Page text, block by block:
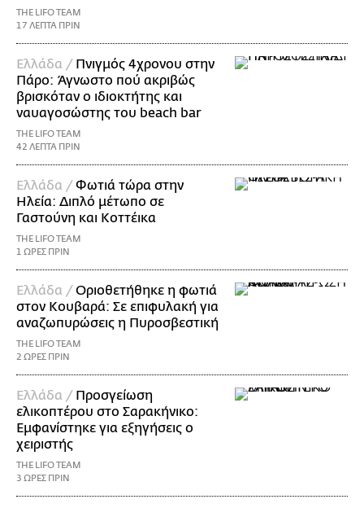
THE LIFO TEAM
17 ΛΕΠΤΑ ΠΡΙΝ
Ελλάδα / Πνιγμός 4χρονου στην
Πάρο: Άγνωστο πού ακριβώς
βρισκόταν ο ιδιοκτήτης και
ναυαγοσώστης του beach bar
THE LIFO TEAM
42 ΛΕΠΤΑ ΠΡΙΝ
Ελλάδα /Φωτιά τώρα στην
Ηλεία: Διπλό μέτωπο σε
Γαστούνη και Κοττέικα
THE LIFO TEAM
1 ΩΡΕΣ ΠΡΙΝ
Ελλάδα /Οριοθετήθηκε η φωτιά
στον Κουβαρά: Σε επιφυλακή για
αναζωπυρώσεις η Πυροσβεστική
THE LIFO TEAM
2 ΩΡΕΣ ΠΡΙΝ
Ελλάδα / Προσγείωση
ελικοπτέρου στο Σαρακήνικο:
Εμφανίστηκε για εξηγήσεις ο
χειριστής
THE LIFO TEAM
3 ΩΡΕΣ ΠΡΙΝ